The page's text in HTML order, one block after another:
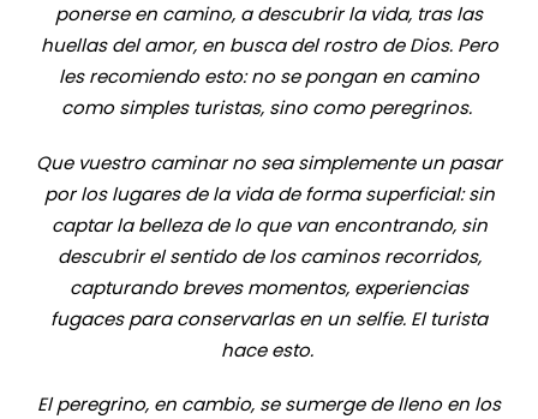
ponerse en camino, a descubrir la vida, tras las
huellas del amor, en busca del rostro de Dios. Pero
les recomiendo esto: no se pongan en camino
como simples turistas, sino como peregrinos.
Que vuestro caminar no sea simplemente un pasar
por los lugares de la vida de forma superficial: sin
captar la belleza de lo que van encontrando, sin
descubrir el sentido de los caminos recorridos,
capturando breves momentos, experiencias
fugaces para conservarlas en un selfie. El turista
hace esto.
El peregrino, en cambio, se sumerge de lleno en los